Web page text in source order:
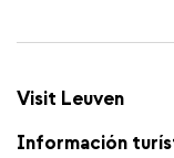
Visit Leuven
Información